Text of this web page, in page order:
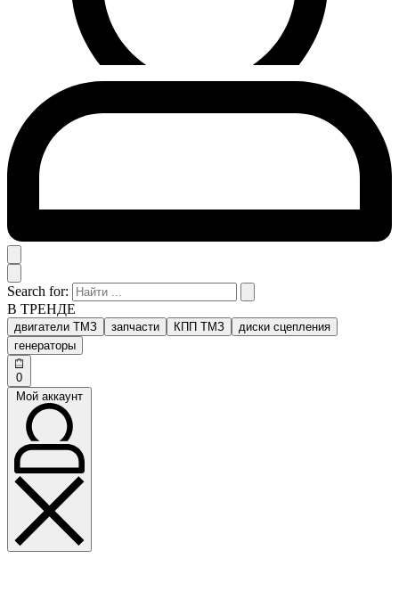
Search for:
В ТРЕНДЕ
двигатели ТМЗ запчасти КПП ТМЗ
диски сцепления
генераторы
0
Мой аккаунт